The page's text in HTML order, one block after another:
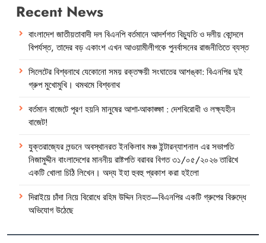
Recent News
বাংলাদেশ জাতীয়তাবাদী দল বিএনপি বর্তমানে আদর্শগত বিচ্যুতি ও দলীয় কোন্দলে
বিপর্যস্ত, তাদের বড় একাংশ এখন আওয়ামীলীগকে পুনর্বাসনের রাজনীতিতে ব্যস্ত
সিলেটের বিশ্বনাথে যেকোনো সময় রক্তক্ষয়ী সংঘাতের আশঙ্কা: বিএনপির দুই
গ্রুপ মুখোমুখি। থমথমে বিশ্বনাথ
বর্তমান বাজেটে পূরণ হয়নি মানুষের আশা-আকাঙ্ক্ষা : দেশবিরোধী ও লক্ষ্যহীন
বাজেট!
যুক্তরাজ্যের লন্ডনে অবস্থানরত ইনকিলাব মঞ্চ ইন্টারন্যাশনাল এর সভাপতি
নিজামুদ্দীন বাংলাদেশের মাননীয় রাষ্টপতি বরাবর বিগত ৩১/০৫/২০২৬ তারিখে
একটি খোলা চিঠি লিখেন। অদ্য ইহা হুবহু প্রকাশ করা হইলো
দিরাইয়ে চাঁদা নিয়ে বিরোধে রহিম উদ্দিন নিহত—বিএনপির একটি গ্রুপের বিরুদ্ধে
অভিযোগ উঠেছে